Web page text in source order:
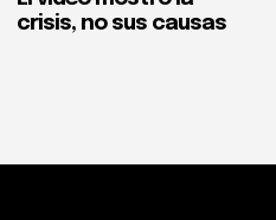
crisis, no sus causas